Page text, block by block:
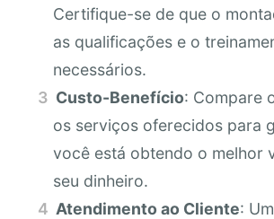
Certifique-se de que o
as qualificações e o
necessários.
Custo-Benefício: Compare
os serviços oferecidos para
você está obtendo o melhor
seu dinheiro.
Atendimento ao Cliente: